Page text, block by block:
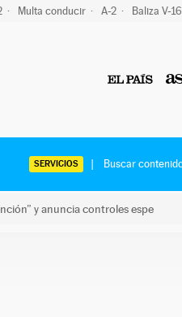
Multa conducir A-2 Baliza V-16
SERVICIOS
y anuncia controles espe